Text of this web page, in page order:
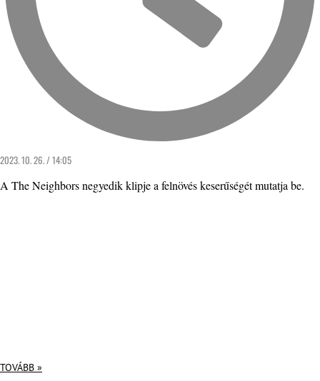
2023. 10. 26. / 14:05
A The Neighbors negyedik klipje a felnövés keserűségét mutatja be.
TOVÁBB »